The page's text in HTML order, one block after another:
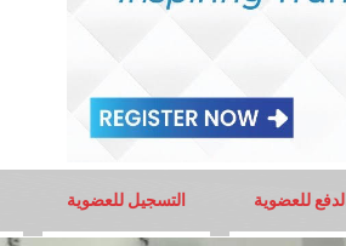
الدفع للعضوية التسجيل للعضوية